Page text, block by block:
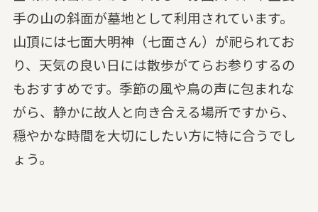
手の山の斜面が墓地として利用されています。
山頂には七面大明神（七面さん）が祀られてお
り、天気の良い日には散歩がてらお参りするの
もおすすめです。季節の風や鳥の声に包まれな
がら、静かに故人と向き合える場所ですから、
穏やかな時間を大切にしたい方に特に合うでし
ょう。